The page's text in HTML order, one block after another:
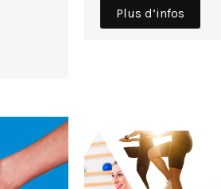
Plus d’infos